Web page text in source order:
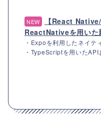
NEW
【React
ReactNativeを用いた
・Expoを利用したネイテ
・TypeScriptを用いた